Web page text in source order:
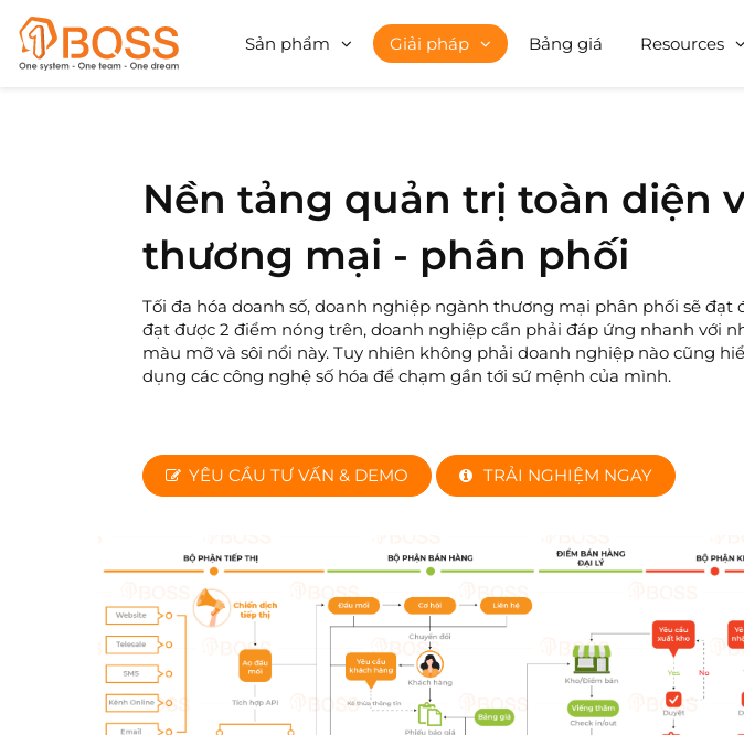
Sản phẩm Giải pháp Bảng giá Resources
Nền tảng quản trị toàn diện
thương mại - phân phối
Tối đa hóa doanh số, doanh nghiệp ngành thương mại phân phối sẽ
đạt được 2 điểm nóng trên, doanh nghiệp cần phải đáp ứng nhanh với
màu mỡ và sôi nổi này. Tuy nhiên không phải doanh nghiệp nào cũng
dụng các công nghệ số hóa để chạm gần tới sứ mệnh của mình.
YÊU CẦU TƯ VẤN & DEMO TRẢI NGHIỆM NGAY